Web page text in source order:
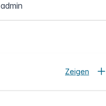
admin
Zeigen